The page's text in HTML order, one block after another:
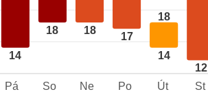
14
18 18
17
18
14
12
Pá So Ne Po Út St